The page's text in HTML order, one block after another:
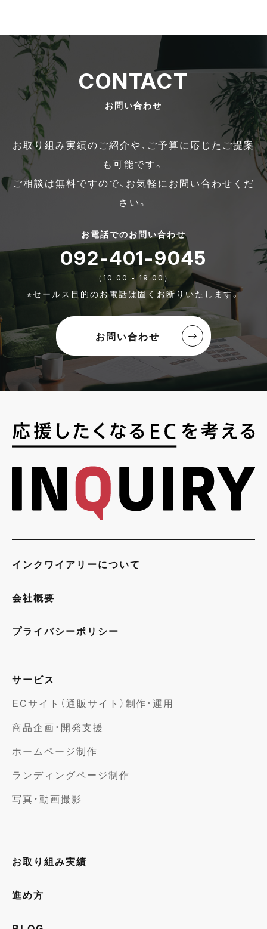
CONTACT
お問い合わせ
お取り組み実績のご紹介や、ご予算に応じたご提案
も可能です。
ご相談は無料ですので、お気軽にお問い合わせくだ
さい。
お電話でのお問い合わせ
092-401-9045
（10:00 - 19:00）
※セールス目的のお電話は固くお断りいたします。
お問い合わせ
インクワイアリーについて
会社概要
プライバシーポリシー
サービス
ECサイト（通販サイト）制作・運用
商品企画・開発支援
ホームページ制作
ランディングページ制作
写真・動画撮影
お取り組み実績
進め方